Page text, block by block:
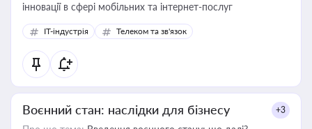
інновації в сфері мобільних та інтернет-послуг
IT-індустрія Телеком та зв'язок
Воєнний стан: наслідки для бізнесу +3